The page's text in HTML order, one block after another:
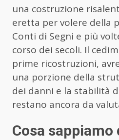
una costruzione
eretta per volere della
Conti di Segni e più
corso dei secoli. Il
prime ricostruzioni,
una porzione della
dei danni e la stabilità
restano ancora da
Cosa